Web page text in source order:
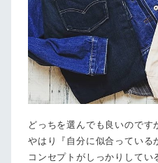
どっちを選んでも良いのです
やはり『自分に似合っている
コンセプトがしっかりして